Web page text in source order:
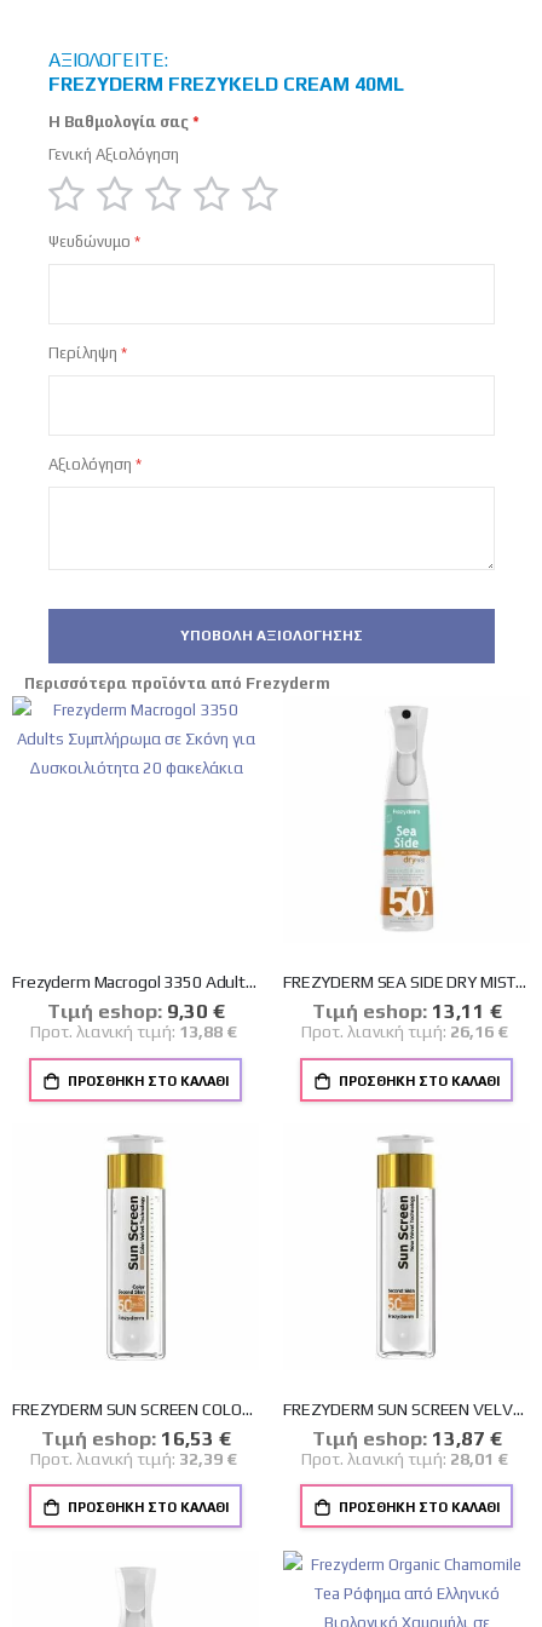
ΑΞΙΟΛΟΓΕΊΤΕ:
FREZYDERM FREZYKELD CREAM 40ML
Η Βαθμολογία σας
Γενική Αξιολόγηση
star
stars
stars
stars
stars
Ψευδώνυμο
Περίληψη
Αξιολόγηση
ΥΠΟΒΟΛΉ ΑΞΙΟΛΌΓΗΣΗΣ
Περισσότερα προϊόντα από Frezyderm
Frezyderm Macrogol 3350 Adults Συμπλήρωμα σε Σκόνη για Δυσκοιλιότητα 20 φακελάκια
Tιμή eshop: Ειδική
Τιμή
9,30 €
Προτ. λιανική τιμή: 13,88 €
ΠΡΟΣΘΉΚΗ ΣΤΟ ΚΑΛΆΘΙ
FREZYDERM SEA SIDE DRY MIST SPF50+ ΑΝΤΗΛΙΑΚΟ SPRAY ΣΩΜΑΤΟΣ 300ml
Tιμή eshop: Ειδική
Τιμή
13,11 €
Προτ. λιανική τιμή: 26,16 €
ΠΡΟΣΘΉΚΗ ΣΤΟ ΚΑΛΆΘΙ
FREZYDERM SUN SCREEN COLOR VELVET FACE CREAM SPF 50+ ΑΝΤΗΛΙΑΚΗ ΚΡΕΜΑ ΠΡΟΣΩΠΟΥ ΜΕ ΧΡΩΜΑ 50ml
Tιμή eshop: Ειδική
Τιμή
16,53 €
Προτ. λιανική τιμή: 32,39 €
ΠΡΟΣΘΉΚΗ ΣΤΟ ΚΑΛΆΘΙ
FREZYDERM SUN SCREEN VELVET FACE SPF 50+ 50ml
Tιμή eshop: Ειδική
Τιμή
13,87 €
Προτ. λιανική τιμή: 28,01 €
ΠΡΟΣΘΉΚΗ ΣΤΟ ΚΑΛΆΘΙ